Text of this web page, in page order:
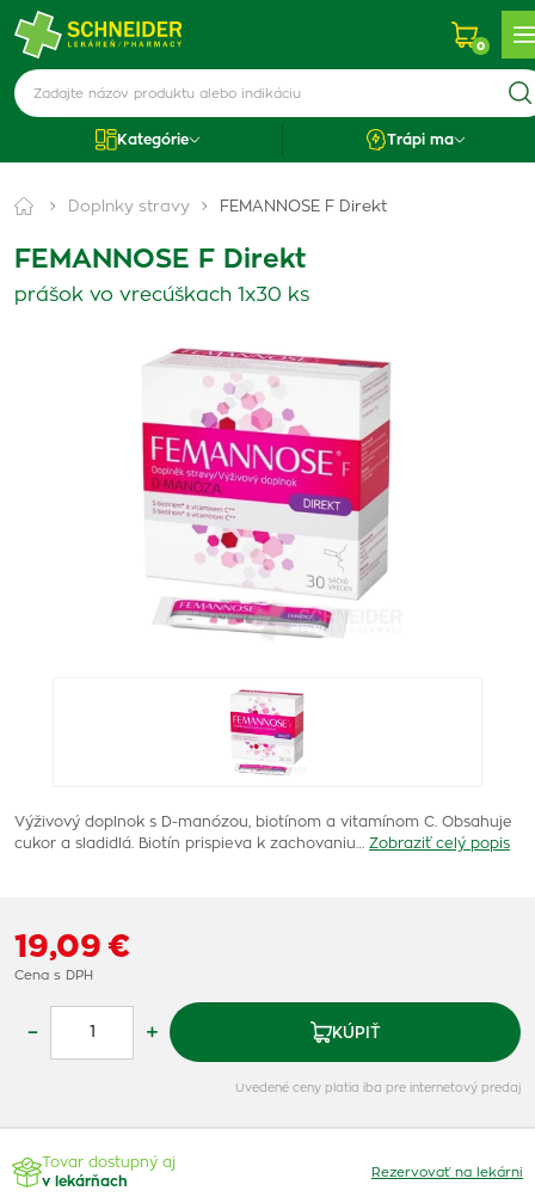
0
Kategórie Trápi ma
Doplnky stravy FEMANNOSE F Direkt
FEMANNOSE F Direkt
prášok vo vrecúškach 1x30 ks
Výživový doplnok s D-manózou, biotínom a vitamínom C. Obsahuje
cukor a sladidlá. Biotín prispieva k zachovaniu…
Zobraziť celý popis
19,09 €
Cena s DPH
– + KÚPIŤ
Uvedené ceny platia iba pre internetový predaj
Tovar dostupný aj
v lekárňach
Rezervovať na lekárni